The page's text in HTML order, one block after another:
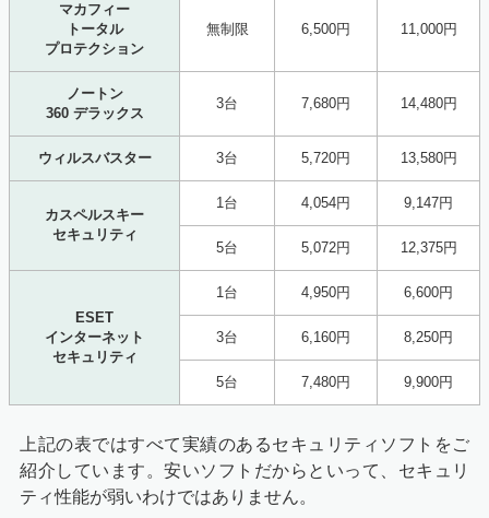
マカフィー
トータル
プロテクション
無制限 6,500円 11,000円
ノートン
360 デラックス
3台 7,680円 14,480円
ウィルスバスター 3台 5,720円 13,580円
カスペルスキー
セキュリティ
1台 4,054円 9,147円
5台 5,072円 12,375円
ESET
インターネット
セキュリティ
1台 4,950円 6,600円
3台 6,160円 8,250円
5台 7,480円 9,900円
上記の表ではすべて実績のあるセキュリティソフトをご
紹介しています。安いソフトだからといって、セキュリ
ティ性能が弱いわけではありません。